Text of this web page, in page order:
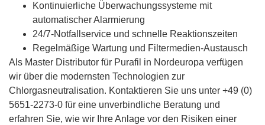
Kontinuierliche Überwachungssysteme mit
automatischer Alarmierung
24/7-Notfallservice und schnelle Reaktionszeiten
Regelmäßige Wartung und Filtermedien-Austausch
Als Master Distributor für Purafil in Nordeuropa verfügen
wir über die modernsten Technologien zur
Chlorgasneutralisation. Kontaktieren Sie uns unter +49 (0)
5651-2273-0 für eine unverbindliche Beratung und
erfahren Sie, wie wir Ihre Anlage vor den Risiken einer